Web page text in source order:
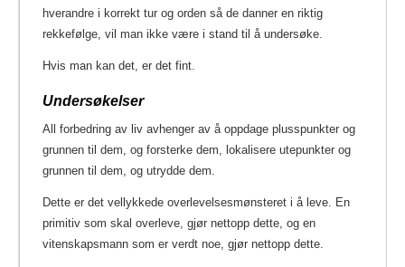
hverandre i korrekt tur og orden så de danner en riktig
rekkefølge, vil man ikke være i stand til å undersøke.
Hvis man kan det, er det fint.
Undersøkelser
All forbedring av liv avhenger av å oppdage plusspunkter og
grunnen til dem, og forsterke dem, lokalisere utepunkter og
grunnen til dem, og utrydde dem.
Dette er det vellykkede overlevelsesmønsteret i å leve. En
primitiv som skal overleve, gjør nettopp dette, og en
vitenskapsmann som er verdt noe, gjør nettopp dette.